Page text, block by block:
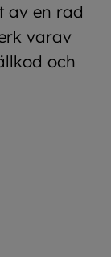
av en rad
varav
och